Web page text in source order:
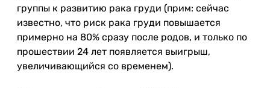
группы к развитию рака груди (прим: сейчас
известно, что риск рака груди повышается
примерно на 80% сразу после родов, и только по
прошествии 24 лет появляется выигрыш,
увеличивающийся со временем).